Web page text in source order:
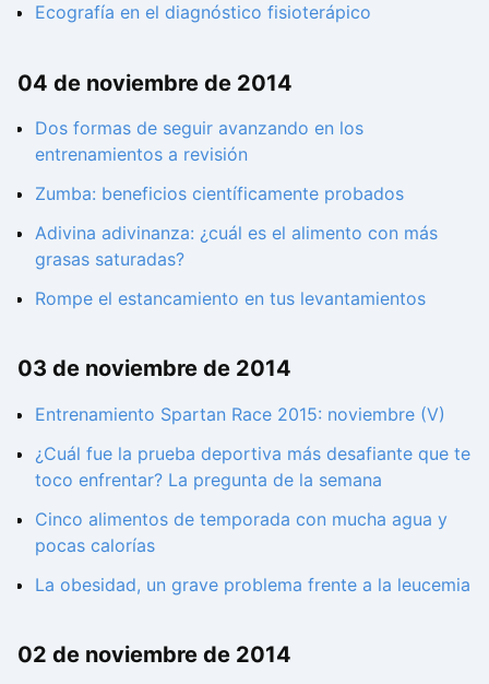
Ecografía en el diagnóstico fisioterápico
04 de noviembre de 2014
Dos formas de seguir avanzando en los
entrenamientos a revisión
Zumba: beneficios científicamente probados
Adivina adivinanza: ¿cuál es el alimento con más
grasas saturadas?
Rompe el estancamiento en tus levantamientos
03 de noviembre de 2014
Entrenamiento Spartan Race 2015: noviembre (V)
¿Cuál fue la prueba deportiva más desafiante que te
toco enfrentar? La pregunta de la semana
Cinco alimentos de temporada con mucha agua y
pocas calorías
La obesidad, un grave problema frente a la leucemia
02 de noviembre de 2014